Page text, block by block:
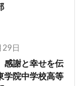
日
感謝と幸せを伝
院中学校高等